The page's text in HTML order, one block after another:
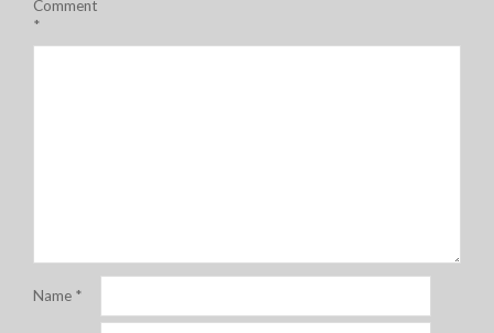
Comment
*
Name *